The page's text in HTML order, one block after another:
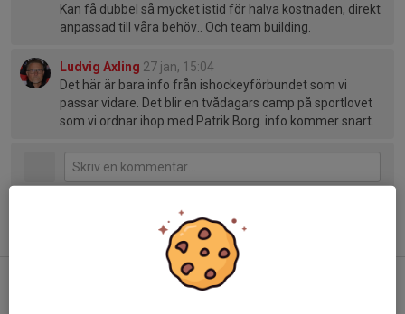
Kan få dubbel så mycket istid för halva kostnaden, direkt
anpassad till våra behöv.. Och team building.
Ludvig Axling 27 jan, 15:04
Det här är bara info från ishockeyförbundet som vi
passar vidare. Det blir en tvådagars camp på sportlovet
som vi ordnar ihop med Patrik Borg. info kommer snart.
Information efter årsmöte med ny ordförande